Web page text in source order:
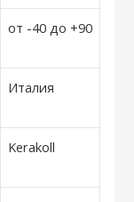
от -40 до +90
Италия
Kerakoll